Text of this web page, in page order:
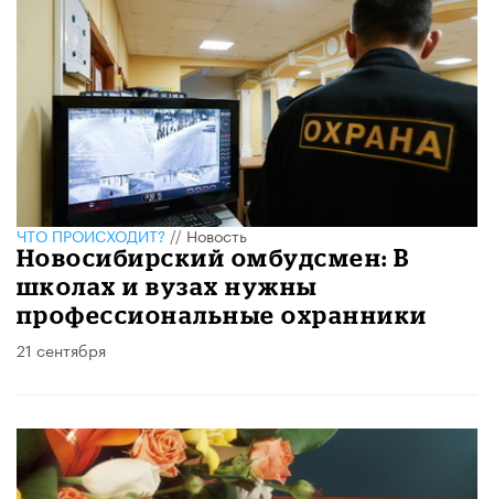
ЧТО ПРОИСХОДИТ?//Новость
Новосибирский омбудсмен: В
школах и вузах нужны
профессиональные охранники
21 сентября